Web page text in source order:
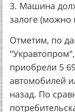
3. Машина
залоге (можно
Отметим, по
приобрели 5
автомобилей
назад. По